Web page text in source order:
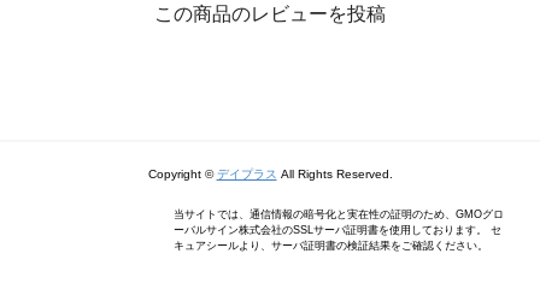
この商品のレビューを投稿
Copyright ©デイプラス All Rights Reserved.
当サイトでは、通信情報の暗号化と実在性の証明のため、GMOグロ
ーバルサイン株式会社のSSLサーバ証明書を使用しております。 セ
キュアシールより、サーバ証明書の検証結果をご確認ください。